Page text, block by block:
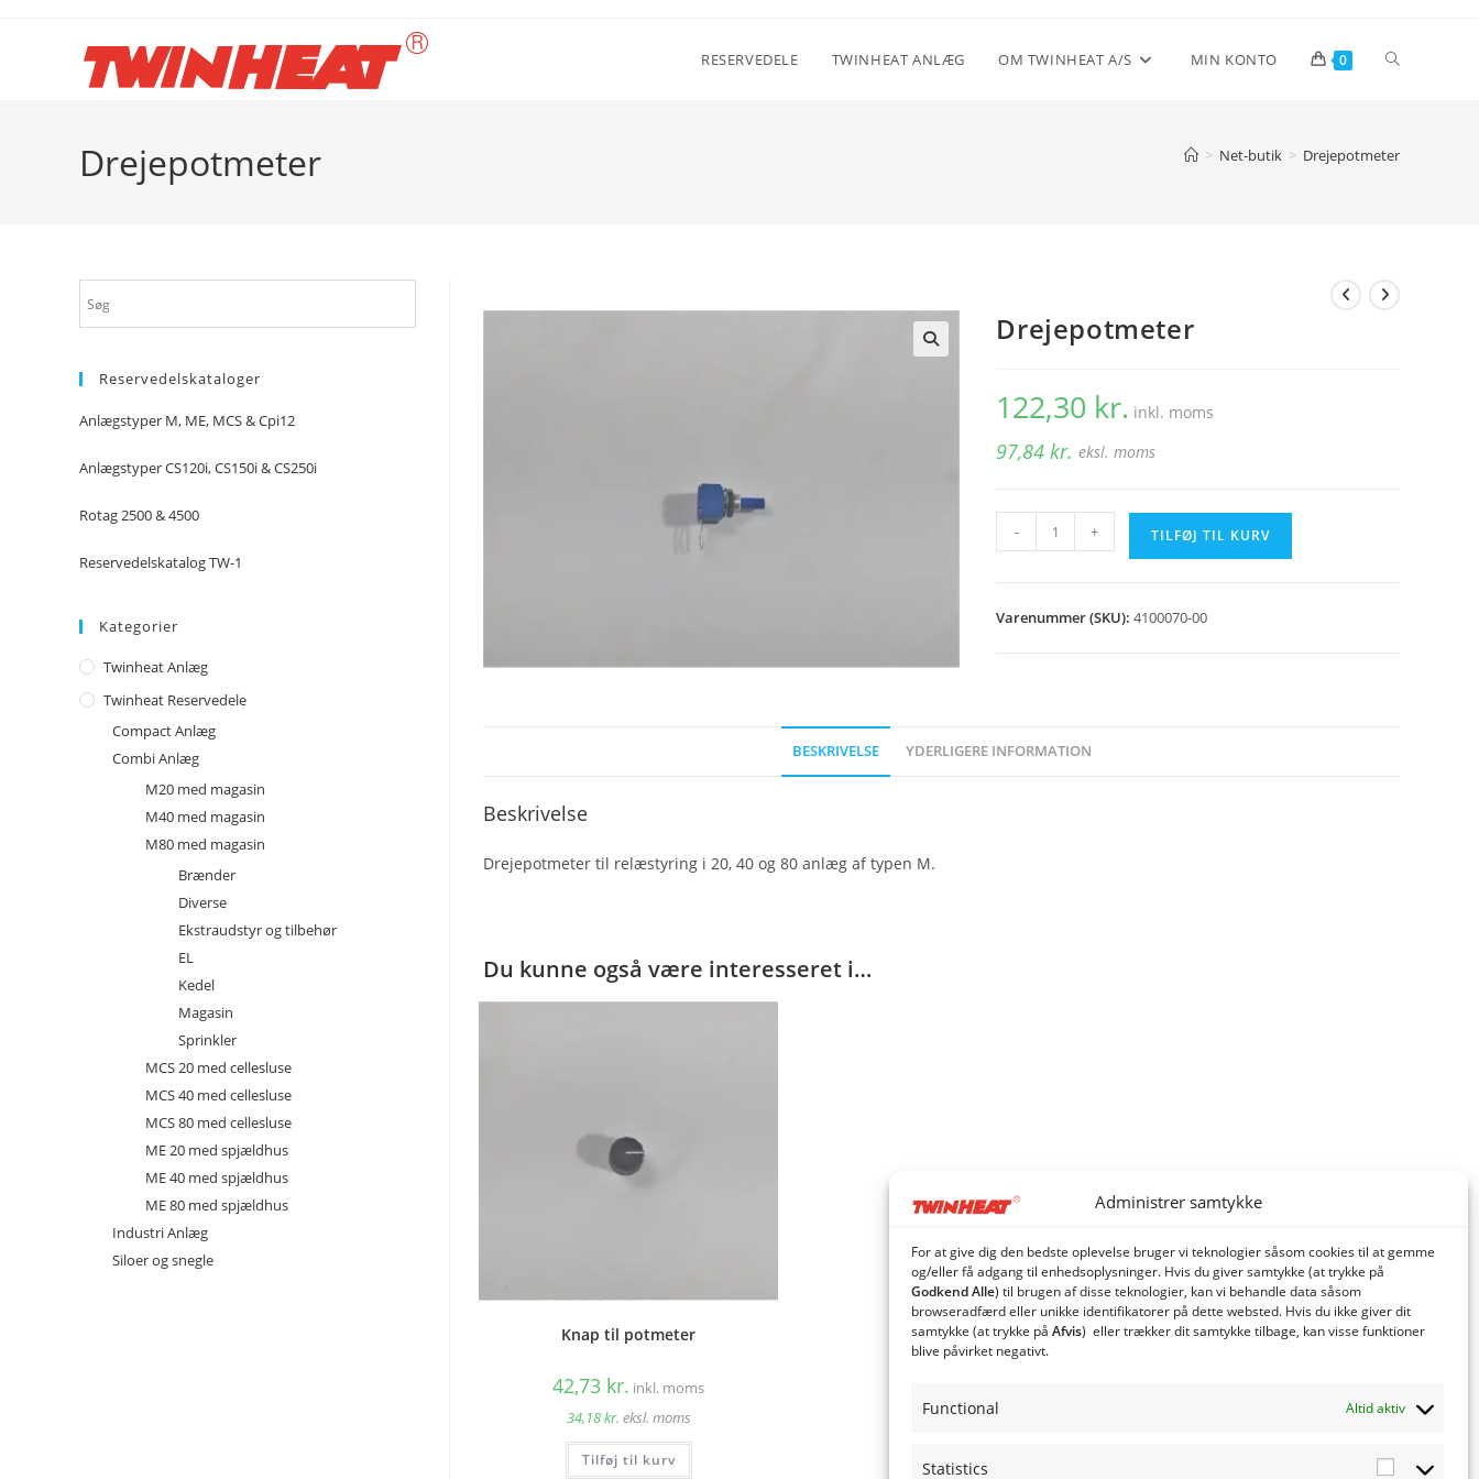
Administrer samtykke
For at give dig den bedste oplevelse bruger vi teknologier såsom cookies til at gemme
og/eller få adgang til enhedsoplysninger. Hvis du giver samtykke (at trykke på
Godkend Alle) til brugen af ​​disse teknologier, kan vi behandle data såsom
browseradfærd eller unikke identifikatorer på dette websted. Hvis du ikke giver dit
samtykke (at trykke på Afvis) eller trækker dit samtykke tilbage, kan visse funktioner
blive påvirket negativt.
Functional Altid aktiv
Statistics
RESERVEDELE TWINHEAT ANLÆG OM TWINHEAT A/S MIN KONTO 0 Toggle
Drejepotmeter > Net-butik > Drejepotmeter
Drejepotmeter
122,30 kr. inkl. moms
97,84kr. eksl. moms
Drejepotmeter
antal
- + TILFØJ TIL KURV
Varenummer (SKU):4100070-00
BESKRIVELSE YDERLIGERE INFORMATION
Beskrivelse
Drejepotmeter til relæstyring i 20, 40 og 80 anlæg af typen M.
Du kunne også være interesseret i…
Knap til potmeter
42,73 kr. inkl. moms
34,18kr. eksl. moms
Tilføj til kurv
Reservedelskataloger
Anlægstyper M, ME, MCS & Cpi12
Anlægstyper CS120i, CS150i & CS250i
Rotag 2500 & 4500
Reservedelskatalog TW-1
Kategorier
Twinheat Anlæg
Twinheat Reservedele
Compact Anlæg
Combi Anlæg
M20 med magasin
M40 med magasin
M80 med magasin
Brænder
Diverse
Ekstraudstyr og tilbehør
EL
Kedel
Magasin
Sprinkler
MCS 20 med cellesluse
MCS 40 med cellesluse
MCS 80 med cellesluse
ME 20 med spjældhus
ME 40 med spjældhus
ME 80 med spjældhus
Industri Anlæg
Siloer og snegle